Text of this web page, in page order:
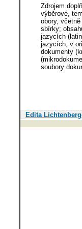
Zdrojem
výběrové,
obory,
sbírky;
jazycích
jazycích, v
dokumenty
soubory
Edita